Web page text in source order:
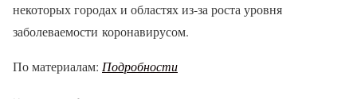
некоторых городах и областях из-за роста уровня
заболеваемости коронавирусом.
По материалам: Подробности